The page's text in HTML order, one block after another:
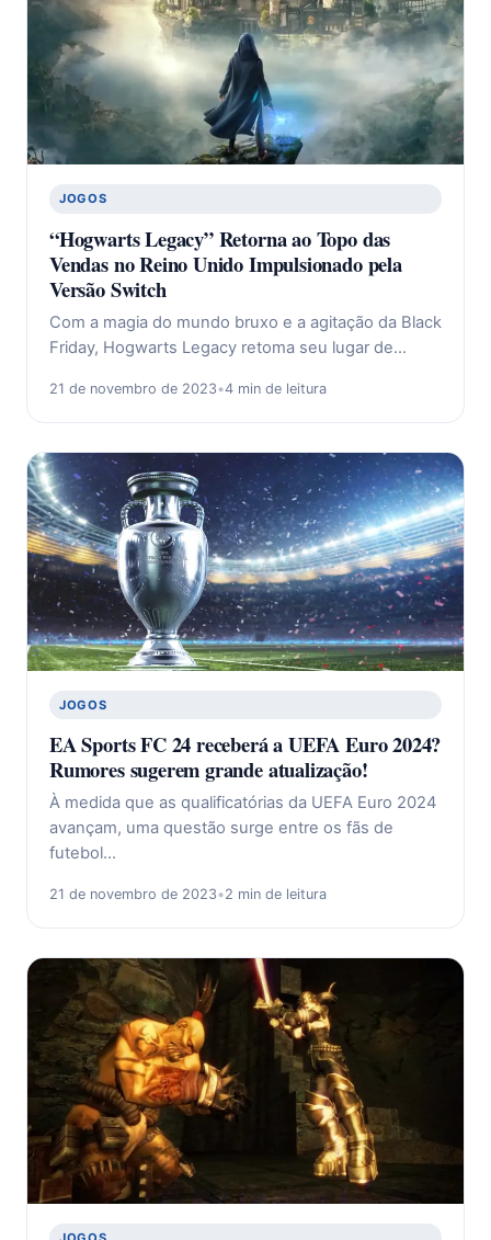
JOGOS
“Hogwarts Legacy” Retorna ao Topo das
Vendas no Reino Unido Impulsionado pela
Versão Switch
Com a magia do mundo bruxo e a agitação da Black
Friday, Hogwarts Legacy retoma seu lugar de…
21 de novembro de 2023•4 min de leitura
JOGOS
EA Sports FC 24 receberá a UEFA Euro 2024?
Rumores sugerem grande atualização!
À medida que as qualificatórias da UEFA Euro 2024
avançam, uma questão surge entre os fãs de
futebol…
21 de novembro de 2023•2 min de leitura